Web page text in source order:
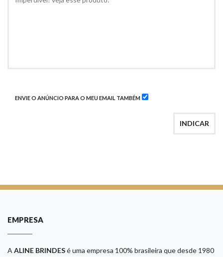
ENVIE O ANÚNCIO PARA O MEU EMAIL TAMBÉM
INDICAR
EMPRESA
A ALINE BRINDESé uma empresa 100% brasileira que desde 1980